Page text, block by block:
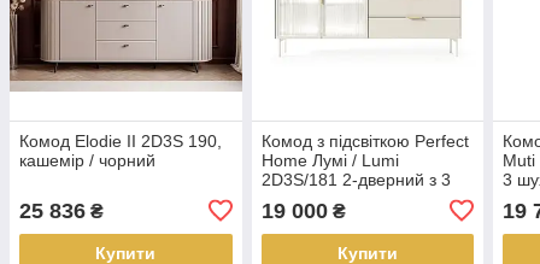
Комод Elodie II 2D3S 190,
кашемір / чорний
25 836 ₴
Купити
Комод з підсвіткою Perfect
Home Лумі / Lumi
2D3S/181 2-дверний з 3
(PFH-091387)
19 000₴
Купити
Muti
3
19